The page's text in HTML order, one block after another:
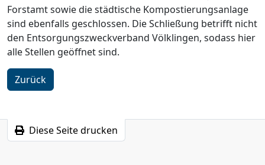
Forstamt sowie die städtische Kompostierungsanlage
sind ebenfalls geschlossen. Die Schließung betrifft nicht
den Entsorgungszweckverband Völklingen, sodass hier
alle Stellen geöffnet sind.
Zurück
Diese Seite drucken